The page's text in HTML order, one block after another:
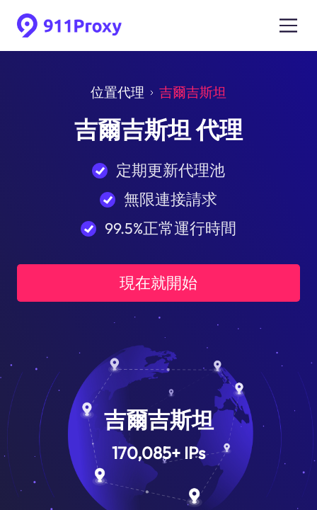
位置代理 吉爾吉斯坦
吉爾吉斯坦 代理
定期更新代理池
無限連接請求
99.5%正常運行時間
現在就開始
吉爾吉斯坦
170,085+ IPs